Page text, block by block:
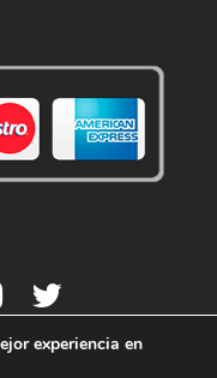
experiencia en